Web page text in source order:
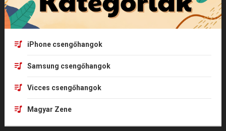
iPhone csengőhangok
Samsung csengőhangok
Vicces csengőhangok
Magyar Zene